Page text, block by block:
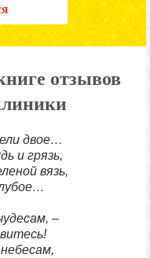
отзывов
двое…
и грязь,
вязь,
–